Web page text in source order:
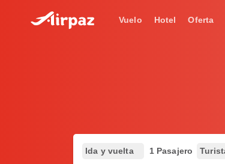
Vuelo Hotel Oferta
Ida y vuelta 1 Pasajero